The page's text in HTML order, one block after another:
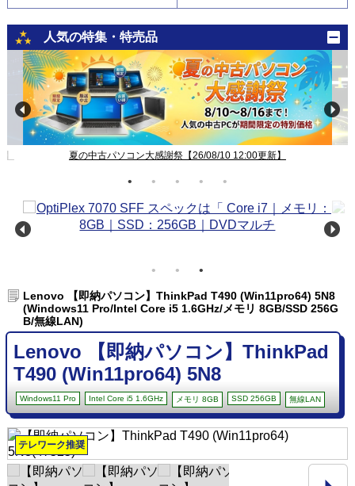
人気の特集・特売品
夏の中古パソコン大感謝祭【26/08/10 12:00更新】
Lenovo 【即納パソコン】ThinkPad T490 (Win11pro64) 5N8
(Windows11 Pro/Intel Core i5 1.6GHz/メモリ 8GB/SSD 256G
B/無線LAN)
Lenovo 【即納パソコン】ThinkPad
T490 (Win11pro64) 5N8
Windows11 Pro Intel Core i5 1.6GHz メモリ 8GB SSD 256GB 無線LAN
テレワーク推奨